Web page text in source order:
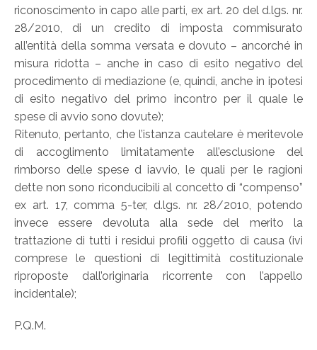
riconoscimento in capo alle parti, ex art. 20 del d.lgs. nr.
28/2010, di un credito di imposta commisurato
all’entità della somma versata e dovuto – ancorché in
misura ridotta – anche in caso di esito negativo del
procedimento di mediazione (e, quindi, anche in ipotesi
di esito negativo del primo incontro per il quale le
spese di avvio sono dovute);
Ritenuto, pertanto, che l’istanza cautelare è meritevole
di accoglimento limitatamente all’esclusione del
rimborso delle spese d iavvio, le quali per le ragioni
dette non sono riconducibili al concetto di “compenso”
ex art. 17, comma 5-ter, d.lgs. nr. 28/2010, potendo
invece essere devoluta alla sede del merito la
trattazione di tutti i residui profili oggetto di causa (ivi
comprese le questioni di legittimità costituzionale
riproposte dall’originaria ricorrente con l’appello
incidentale);
P.Q.M.